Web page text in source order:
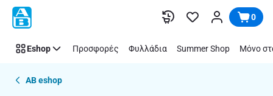
Παράλειψη 0
Eshop Προσφορές Φυλλάδια Summer Shop Μόνο
AB eshop